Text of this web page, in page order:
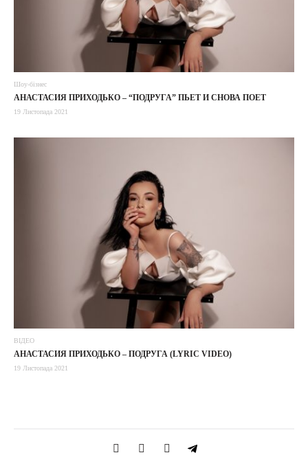
Шоу-бізнес
АНАСТАСИЯ ПРИХОДЬКО – “ПОДРУГА” ПЬЕТ И СНОВА ПОЕТ
19 Листопада 2021
ВІДЕО
АНАСТАСИЯ ПРИХОДЬКО – ПОДРУГА (LYRIC VIDEO)
19 Листопада 2021